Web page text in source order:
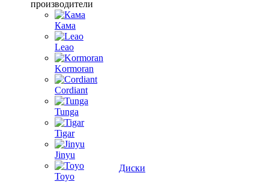
производители
Кама
Leao
Kormoran
Cordiant
Tunga
Tigar
Jinyu
Toyo
Диски